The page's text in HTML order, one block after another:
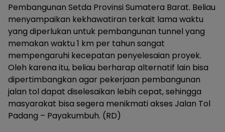
Pembangunan Setda Provinsi Sumatera Barat. Beliau
menyampaikan kekhawatiran terkait lama waktu
yang diperlukan untuk pembangunan tunnel yang
memakan waktu 1 km per tahun sangat
mempengaruhi kecepatan penyelesaian proyek.
Oleh karena itu, beliau berharap alternatif lain bisa
dipertimbangkan agar pekerjaan pembangunan
jalan tol dapat diselesaikan lebih cepat, sehingga
masyarakat bisa segera menikmati akses Jalan Tol
Padang – Payakumbuh. (RD)